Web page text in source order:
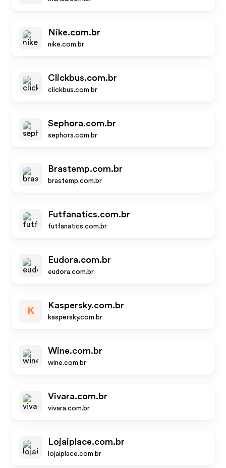
Nike.com.br
nike.com.br
Clickbus.com.br
clickbus.com.br
Sephora.com.br
sephora.com.br
Brastemp.com.br
brastemp.com.br
Futfanatics.com.br
futfanatics.com.br
Eudora.com.br
eudora.com.br
K
Kaspersky.com.br
kaspersky.com.br
Wine.com.br
wine.com.br
Vivara.com.br
vivara.com.br
Lojaiplace.com.br
lojaiplace.com.br